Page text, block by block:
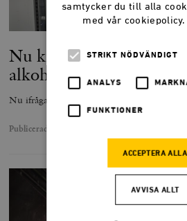
Nu knakar det i fogarna
alkoholpolitik
Nu ifrågasätts grunden för svensk
Publicerad
samtycker du till alla
med vår cookiepolicy.
STRIKT NÖDVÄNDIGT
ANALYS
FUNKTIONER
ACCEPTERA ALLA
AVVISA ALLT